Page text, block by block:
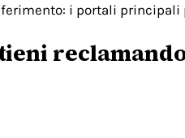
i portali principali